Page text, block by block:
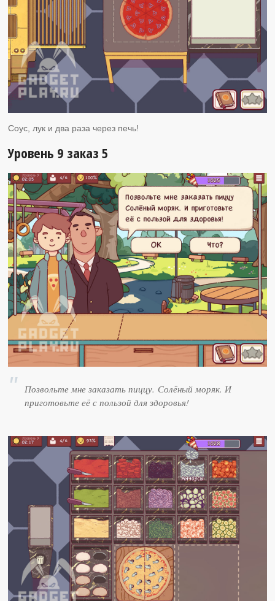
Соус, лук и два раза через печь!
Уровень 9 заказ 5
Позвольте мне заказать пиццу. Солёный моряк. И
приготовьте её с пользой для здоровья!